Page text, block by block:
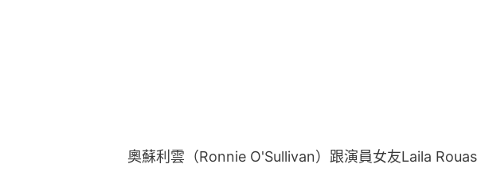
奧蘇利雲（Ronnie O'Sullivan）跟演員女友Laila